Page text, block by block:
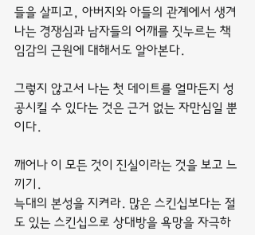
들을 살피고, 아버지와 아들의 관계에서 생겨
나는 경쟁심과 남자들의 어깨를 짓누르는 책
임감의 근원에 대해서도 알아본다.
그렇지 않고서 나는 첫 데이트를 얼마든지 성
공시킬 수 있다는 것은 근거 없는 자만심일 뿐
이다.
깨어나 이 모든 것이 진실이라는 것을 보고 느
끼기.
늑대의 본성을 지켜라. 많은 스킨십보다는 절
도 있는 스킨십으로 상대방을 욕망을 자극하